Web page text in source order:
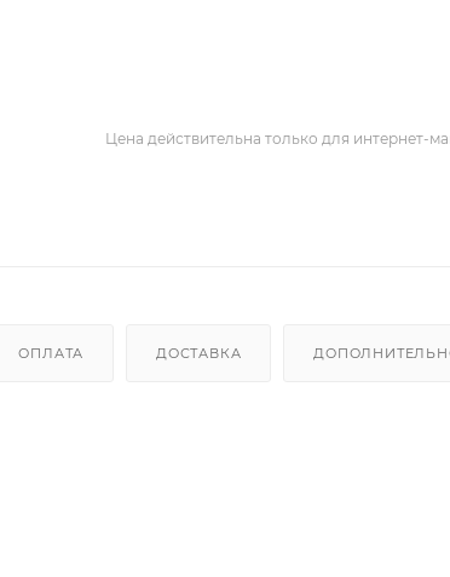
Цена действительна только для интернет-
ОПЛАТА ДОСТАВКА